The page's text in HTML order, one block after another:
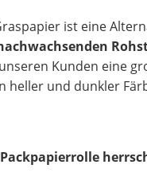
ist eine
Kunden eine
heller und dunkler